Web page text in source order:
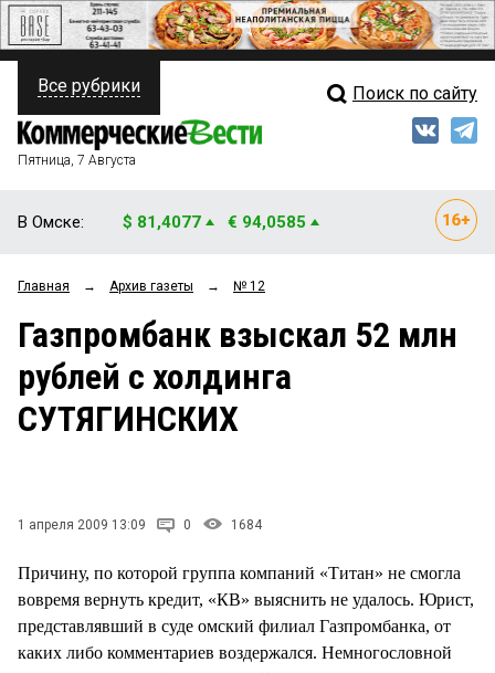
ПОЛИТИКА
ФИНАНСЫ
ОБЩЕСТВО
ЗАКОН
НОВОСТИ КОМПАНИЙ
Свежий выпуск
Рейтинги
Блоги
Все рубрики Поиск по сайту
Пятница, 7 Августа
В Омске: $ 81,4077 € 94,0585
Главная → Архив газеты → № 12
Газпромбанк взыскал 52 млн
рублей с холдинга
СУТЯГИНСКИХ
1 апреля 2009 13:09 0 1684
Причину, по которой группа компаний «Титан» не смогла
вовремя вернуть кредит, «КВ» выяснить не удалось. Юрист,
представлявший в суде омский филиал Газпромбанка, от
каких либо комментариев воздержался. Немногословной